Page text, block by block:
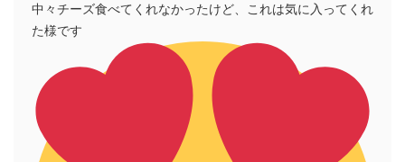
中々チーズ食べてくれなかったけど、これは気に入ってくれ
た様です